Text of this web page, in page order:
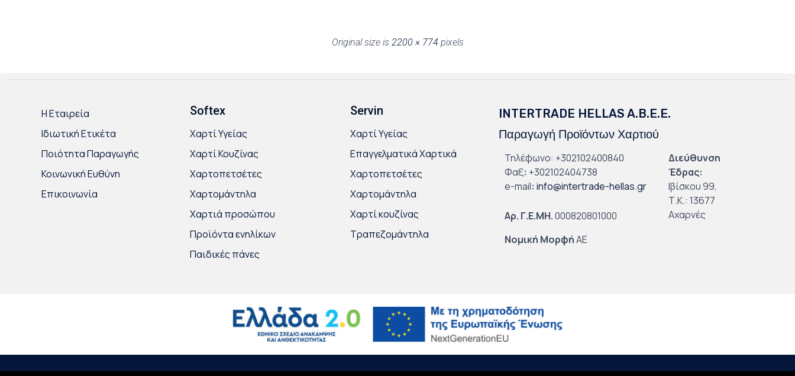
Original size is 2200 × 774 pixels
Η Εταιρεία
Ιδιωτική Ετικέτα
Ποιότητα Παραγωγής
Κοινωνική Ευθύνη
Επικοινωνία
Softex
Χαρτί Υγείας
Χαρτί Κουζίνας
Χαρτοπετσέτες
Χαρτομάντηλα
Χαρτιά προσώπου
Προϊόντα ενηλίκων
Παιδικές πάνες
Servin
Χαρτί Υγείας
Επαγγελματικά Χαρτικά
Χαρτοπετσέτες
Χαρτομάντηλα
Χαρτί κουζίνας
Τραπεζομάντηλα
INTERTRADE HELLAS A.B.E.E.
Παραγωγή Προϊόντων Χαρτιού
Τηλέφωνο: +302102400840
Φαξ: +302102404738
e-mail: info@intertrade-hellas.gr
Αρ. Γ.Ε.ΜΗ.000820801000
Νομική ΜορφήΑΕ
Διεύθυνση
Έδρας:
Ιβίσκου 99,
Τ.Κ.: 13677
Αχαρνές